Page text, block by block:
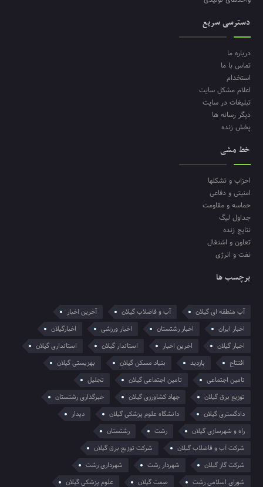
دسترسی سریع
درباره ما
تماس با ما
استخدام
اعلام مشکل سایت
تبلیغات در سایت
دیگر رسانه ها
پخش زنده
خط مشی
احزاب و تشکلها
امنیتی و دفاعی
حماسه و مقاومت
جداول لیگ
نتایج زنده
تعاون و اشتغال
نفت و انرژی
برچسب ها
آب منطقه ای گیلان آب و فاضلاب گیلان
آخرین اخبار
اخبار ایران
اخبار رشتستان اخبار ورزشی
اخبارگیلان
اخبار گیلان
اخرین اخبار استاندار گیلان
استانداری گیلان
افتتاح
بازدید بنیاد مسکن گیلان
بهزیستی گیلان
تامین اجتماعی
تامین اجتماعی گیلان
تجلیل
توزیع برق گیلان
جهاد کشاورزی گیلان
خبرگذاری رشتستان
دادگستری گیلان
دانشگاه علوم پزشکی گیلان
دیدار
راه و شهرسازی گیلان
رشت
رشتستان
شرکت آب و فاضلاب گیلان
شرکت توزیع برق گیلان
شرکت گاز گیلان
شهردار رشت
شهرداری رشت
شورای اسلامی رشت
صمت گیلان علوم پزشکی گیلان